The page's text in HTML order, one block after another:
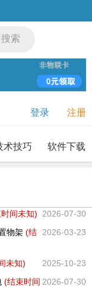
搜索
登录 注册
术技巧 软件下载
2026-07-30
间未知)
2026-03-23
物架 (结
2025-10-23
未知)
2026-07-30
(结束时间